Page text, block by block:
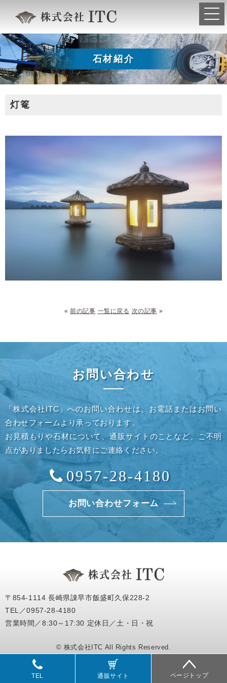
石材紹介
灯篭
«前の記事 一覧に戻る 次の記事 »
お問い合わせ
「株式会社ITC」へのお問い合わせは、お電話またはお問い
合わせフォームより承っております。
お見積もりや石材について、通販サイトのことなど、ご不明
点がありましたらお気軽にご連絡ください。
0957-28-4180
お問い合わせフォーム
TEL 通販サイト ページトップ
〒854-1114 長崎県諌早市飯盛町久保228-2
TEL／0957-28-4180
営業時間／8:30～17:30 定休日／土・日・祝
© 株式会社ITC All Rights Reserved.